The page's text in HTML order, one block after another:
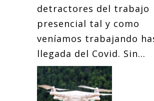
detractores del trabajo
presencial tal y como
veníamos trabajando
llegada del Covid. Sin...